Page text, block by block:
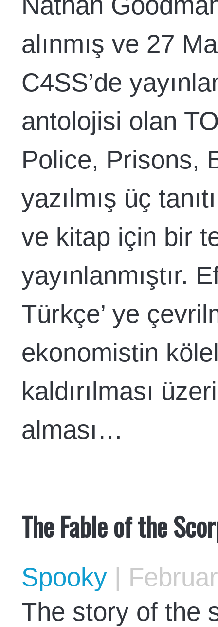
alınmış ve 27
C4SS’de
antolojisi olan
Police, Prisons,
yazılmış üç
ve kitap için bir
yayınlanmıştır.
Türkçe’ ye
ekonomistin
kaldırılması
alması…
The Fable of the
Spooky |
The story of the